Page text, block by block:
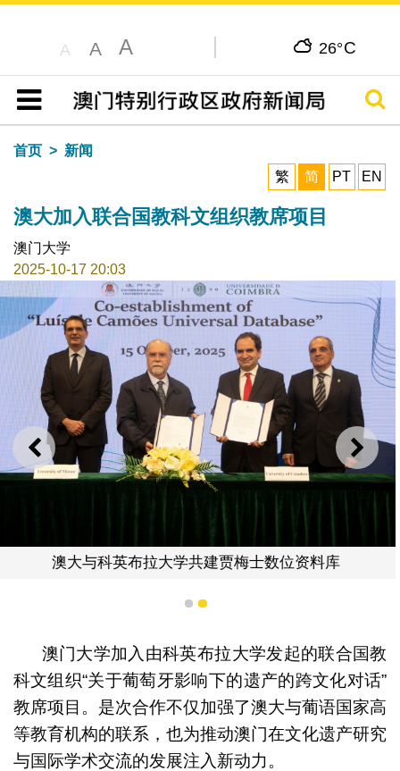
A A A 26°C
目录
搜寻
首页
新闻
繁
简 PT EN
澳大加入联合国教科文组织教席项目
澳门大学
2025-10-17 20:03
上一则 下一
澳大与科英布拉大学共建贾梅士数位资料库
1 2
澳门大学加入由科英布拉大学发起的联合国教
科文组织“关于葡萄牙影响下的遗产的跨文化对话”
教席项目。是次合作不仅加强了澳大与葡语国家高
等教育机构的联系，也为推动澳门在文化遗产研究
与国际学术交流的发展注入新动力。